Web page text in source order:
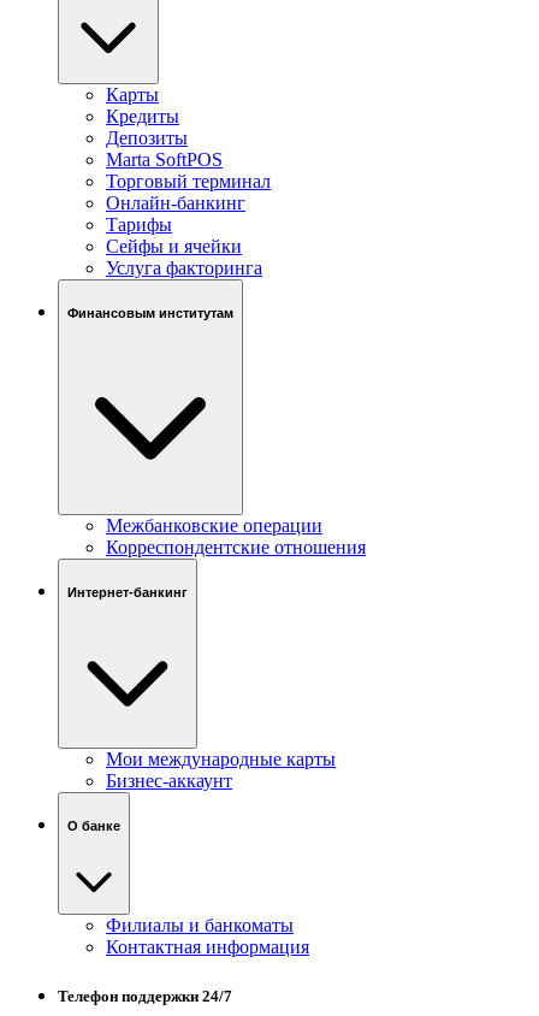
Карты
Кредиты
Депозиты
Marta SoftPOS
Торговый терминал
Онлайн-банкинг
Тарифы
Сейфы и ячейки
Услуга факторинга
Финансовым институтам
Межбанковские операции
Корреспондентские отношения
Интернет-банкинг
Мои международные карты
Бизнес-аккаунт
О банке
Филиалы и банкоматы
Контактная информация
Телефон поддержки 24/7